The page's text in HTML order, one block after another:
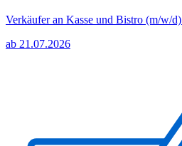
Verkäufer an Kasse und Bistro (m/w/d)
ab 21.07.2026